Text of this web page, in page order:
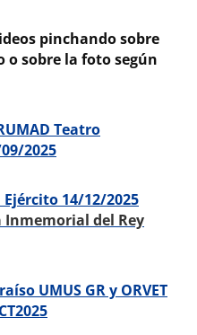
pinchando sobre
o sobre la foto según
Teatro
2025
14/12/2025
del Rey
UMUS GR y ORVET